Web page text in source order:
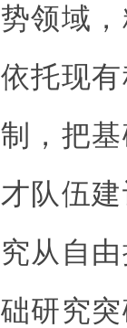
领域
托现
，把
队伍
从自
研究